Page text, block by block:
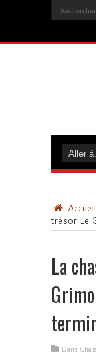
Accueil
trésor Le
La
Dans